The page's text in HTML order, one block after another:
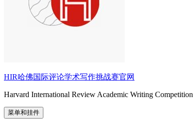
HIR哈佛国际评论学术写作挑战赛官网
Harvard International Review Academic Writing Competition
菜单和挂件